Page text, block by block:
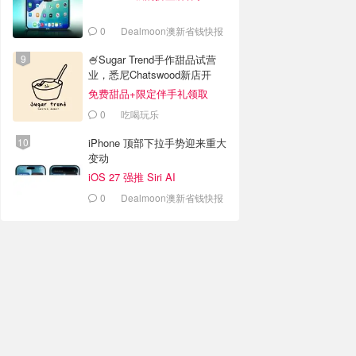
0 Dealmoon澳新省钱快报
🍧Sugar Trend手作甜品试营
业，悉尼Chatswood新店开
业！
免费甜品+限定伴手礼领取
0 吃喝玩乐
iPhone 顶部下拉手势迎来重大
变动
iOS 27 强推 Siri AI
0 Dealmoon澳新省钱快报